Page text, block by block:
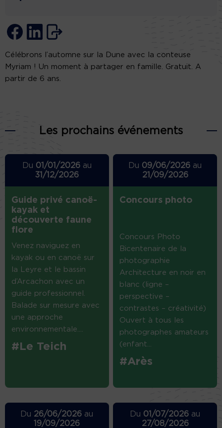
Célébrons l’automne sur la Dune avec la conteuse
Myriam ! Un moment à partager en famille. Gratuit. A
partir de 6 ans.
Les prochains événements
Du 01/01/2026au
31/12/2026
Guide privé canoë-
kayak et
découverte faune
flore
Venez naviguez en
kayak ou en canoë sur
la Leyre et le bassin
d’Arcachon avec un
guide professionnel.
Balade sur mesure avec
une approche
environnementale....
#Le Teich
Du 09/06/2026 au
21/09/2026
Concours photo
Concours Photo
Bicentenaire de la
photographie
Architecture en noir en
blanc (ligne –
perspective –
contrastes – créativité)
Ouvert à tous les
photographes amateurs
(enfant...
#Arès
Du 26/06/2026 au
19/09/2026
Du 01/07/2026 au
27/08/2026